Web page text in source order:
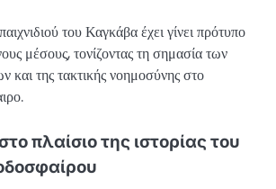
του Καγκάβα έχει γίνει πρότυπο
μέσους, τονίζοντας τη σημασία των
και της τακτικής νοημοσύνης στο
πλαίσιο της ιστορίας του